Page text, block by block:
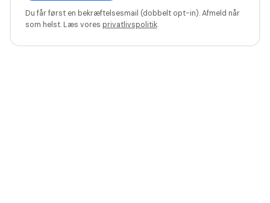
Du får først en bekræftelsesmail (dobbelt opt-in). Afmeld når
som helst. Læs vores privatlivspolitik.